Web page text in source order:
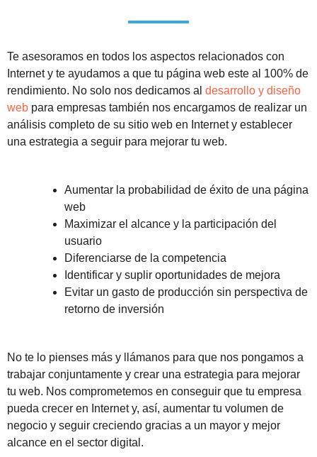
Te asesoramos en todos los aspectos relacionados con
Internet y te ayudamos a que tu página web este al 100% de
rendimiento. No solo nos dedicamos al desarrollo y diseño
web para empresas también nos encargamos de realizar un
análisis completo de su sitio web en Internet y establecer
una estrategia a seguir para mejorar tu web.
Aumentar la probabilidad de éxito de una página
web
Maximizar el alcance y la participación del
usuario
Diferenciarse de la competencia
Identificar y suplir oportunidades de mejora
Evitar un gasto de producción sin perspectiva de
retorno de inversión
No te lo pienses más y llámanos para que nos pongamos a
trabajar conjuntamente y crear una estrategia para mejorar
tu web. Nos comprometemos en conseguir que tu empresa
pueda crecer en Internet y, así, aumentar tu volumen de
negocio y seguir creciendo gracias a un mayor y mejor
alcance en el sector digital.